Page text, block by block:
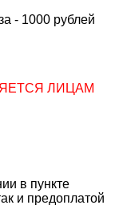
- 1000 рублей
ЛИЦАМ
в пункте
и предоплатой